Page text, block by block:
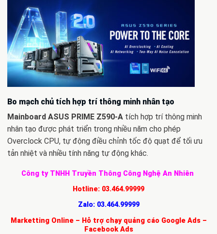
Bo mạch chủ tích hợp trí thông minh nhân tạo
Mainboard ASUS PRIME Z590-A tích hợp trí thông minh
nhân tạo được phát triển trong nhiều năm cho phép
Overclock CPU, tự động điều chỉnh tốc độ quạt để tối ưu
tản nhiệt và nhiều tính năng tự động khác.
Công ty TNHH Truyền Thông Công Nghệ An Nhiên
Hotline: 03.464.99999
Zalo: 03.464.99999
Marketting Online – Hỗ trợ chạy quảng cáo Google Ads –
Facebook Ads